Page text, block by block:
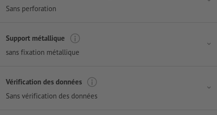
Sans perforation
Support métallique
sans fixation métallique
Vérification des données
Sans vérification des données